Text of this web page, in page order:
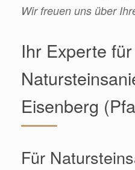
Wir freuen uns über
Ihr Experte für
Eisenberg
Für